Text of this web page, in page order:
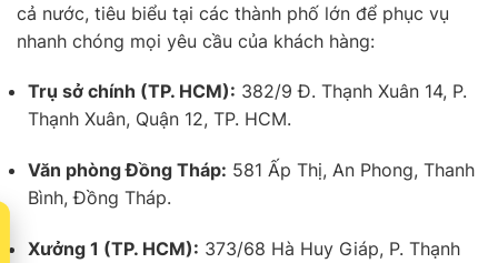
cả nước, tiêu biểu tại các thành phố lớn để phục vụ
nhanh chóng mọi yêu cầu của khách hàng:
Trụ sở chính (TP. HCM): 382/9 Đ. Thạnh Xuân 14, P.
Thạnh Xuân, Quận 12, TP. HCM.
Văn phòng Đồng Tháp: 581 Ấp Thị, An Phong, Thanh
Bình, Đồng Tháp.
Xưởng 1 (TP. HCM): 373/68 Hà Huy Giáp, P. Thạnh